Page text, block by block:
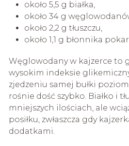
około 5,5 g białka,
około 34 g
około 2,2 g tłuszczu,
około 1,1 g błonnika
Węglowodany w kajzerce to
wysokim indeksie
zjedzeniu samej bułki
rośnie dość szybko. Białko i
mniejszych ilościach, ale
posiłku, zwłaszcza gdy
dodatkami.